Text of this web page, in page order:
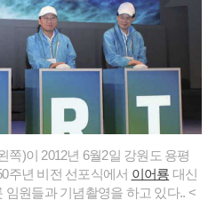
쪽)이 2012년 6월2일 강원도 용평
주년 비전 선포식에서 이어룡 대신
임원들과 기념촬영을 하고 있다.. <